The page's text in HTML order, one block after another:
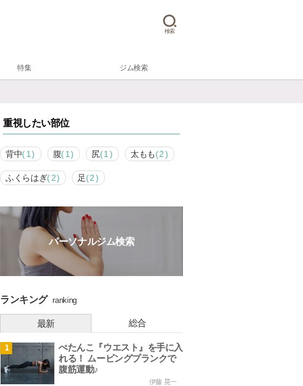
検索
特集 ジム検索
重視したい部位
背中(1) 腹(1) 尻(1) 太もも(2)
ふくらはぎ(2) 足(2)
パーソナルジム検索
ランキング ranking
最新 総合
1
ぺたんこ『ウエスト』を手に入
れる！ ムービングプランクで
腹筋運動♪
伊藤 晃一